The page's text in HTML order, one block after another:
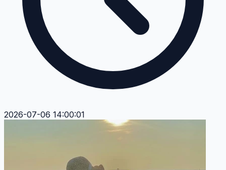
2026-07-06 14:00:01